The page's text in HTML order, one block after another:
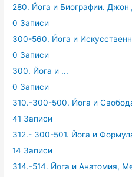
280. Йога и Биографии.
0 Записи
300-560. Йога и
0 Записи
300. Йога и ...
0 Записи
310.-300-500. Йога и
41 Записи
312.- 300-501. Йога и
14 Записи
314.-514. Йога и Анатомия,